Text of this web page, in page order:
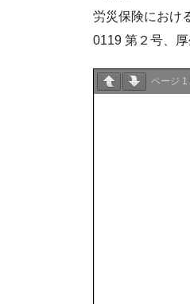
労災保険におけ
0119 第２号、
ページ 1